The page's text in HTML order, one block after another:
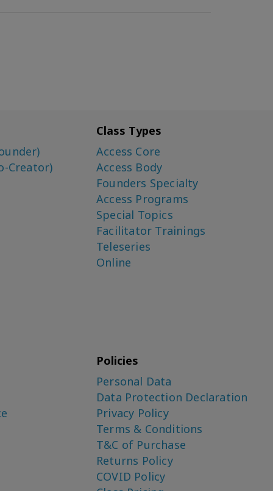
Creator)
Class Types
Access Core
Access Body
Founders Specialty
Access Programs
Special Topics
Facilitator Trainings
Teleseries
Online
Policies
Personal Data
Data Protection Declaration
Privacy Policy
Terms & Conditions
T&C of Purchase
Returns Policy
COVID Policy